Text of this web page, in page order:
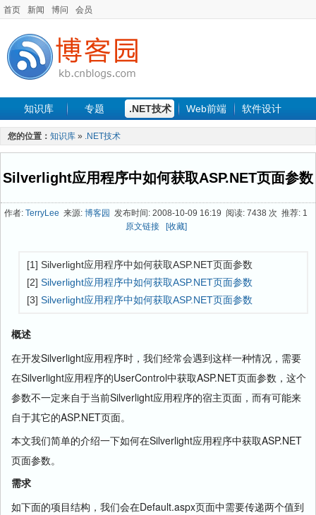
首页 新闻 博问 会员
知识库 专题 .NET技术 Web前端 软件设计
手机开发 软件工程
最新文章
您的位置： 知识库 » .NET技术
Silverlight应用程序中如何获取ASP.NET页面参数
作者: TerryLee 来源: 博客园 发布时间: 2008-10-09 16:19 阅读: 7438 次 推荐: 1
原文链接
[收藏]
[1] Silverlight应用程序中如何获取ASP.NET页面参数
[2] Silverlight应用程序中如何获取ASP.NET页面参数
[3] Silverlight应用程序中如何获取ASP.NET页面参数
概述
在开发Silverlight应用程序时，我们经常会遇到这样一种情况，需要
在Silverlight应用程序的UserControl中获取ASP.NET页面参数，这个
参数不一定来自于当前Silverlight应用程序的宿主页面，而有可能来
自于其它的ASP.NET页面。
本文我们简单的介绍一下如何在Silverlight应用程序中获取ASP.NET
页面参数。
需求
如下面的项目结构，我们会在Default.aspx页面中需要传递两个值到